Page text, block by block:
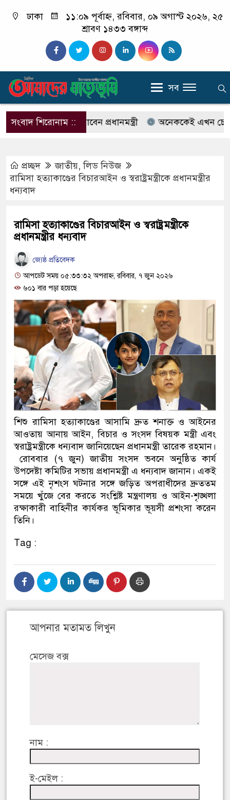
ঢাকা
১১:০৯ পূর্বাহ্ন, রবিবার, ০৯ অগাস্ট ২০২৬, ২৫
শ্রাবণ ১৪৩৩ বঙ্গাব্দ
সব
সংবাদ শিরোনাম ::
ও কক্সবাজারে যাবেন প্রধানমন্ত্রী অনেককেই এখন চেনেন না
প্রচ্ছদ জাতীয়,লিড নিউজ
রামিসা হত্যাকাণ্ডের বিচারআইন ও স্বরাষ্ট্রমন্ত্রীকে প্রধানমন্ত্রীর
ধন্যবাদ
রামিসা হত্যাকাণ্ডের বিচারআইন ও স্বরাষ্ট্রমন্ত্রীকে
প্রধানমন্ত্রীর ধন্যবাদ
জ্যেষ্ঠ প্রতিবেদক
আপডেট সময় ০৫:৩৩:৩২ অপরাহ্ন, রবিবার, ৭ জুন ২০২৬
৬০১ বার পড়া হয়েছে
শিশু রামিসা হত্যাকাণ্ডের আসামি দ্রুত শনাক্ত ও আইনের
আওতায় আনায় আইন, বিচার ও সংসদ বিষয়ক মন্ত্রী এবং
স্বরাষ্ট্রমন্ত্রীকে ধন্যবাদ জানিয়েছেন প্রধানমন্ত্রী তারেক রহমান।
রোববার (৭ জুন) জাতীয় সংসদ ভবনে অনুষ্ঠিত কার্য
উপদেষ্টা কমিটির সভায় প্রধানমন্ত্রী এ ধন্যবাদ জানান। একই
সঙ্গে এই নৃশংস ঘটনার সঙ্গে জড়িত অপরাধীদের দ্রুততম
সময়ে খুঁজে বের করতে সংশ্লিষ্ট মন্ত্রণালয় ও আইন-শৃঙ্খলা
রক্ষাকারী বাহিনীর কার্যকর ভূমিকার ভূয়সী প্রশংসা করেন
তিনি।
Tag :
আপনার মতামত লিখুন
মেসেজ বক্স
নাম :
ই-মেইল :